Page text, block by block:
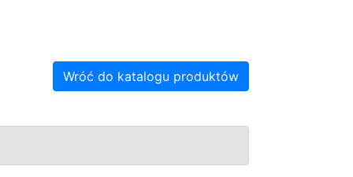
Wróć do katalogu produktów